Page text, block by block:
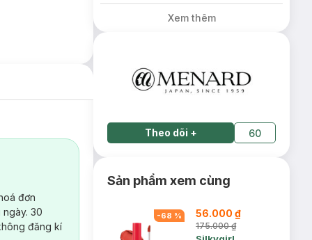
đơn
30
đăng kí
Xem thêm
Theo dõi + 60
Sản phẩm xem cùng
-68 % 56.000 ₫
175.000 ₫